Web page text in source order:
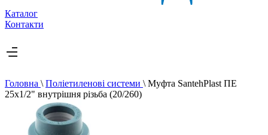
Каталог
Контакти
Головна \ Поліетиленові системи \ Муфта SantehPlast ПЕ
25х1/2" внутрішня різьба (20/260)